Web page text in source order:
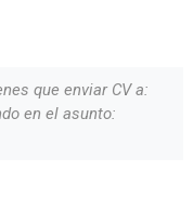
que enviar CV a:
en el asunto: